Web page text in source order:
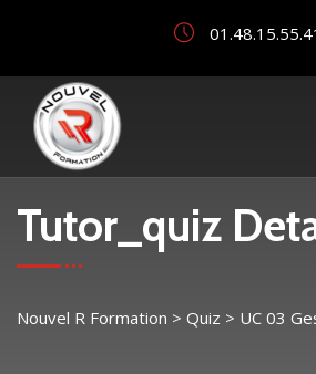
Tutor_quiz
Nouvel R Formation > Quiz > UC 03